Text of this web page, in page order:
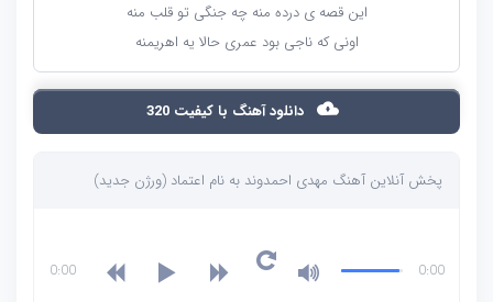
این قصه ی درده منه چه جنگی تو قلب منه
اونی که ناجی بود عمری حالا یه اهریمنه
دانلود آهنگ با کیفیت 320
پخش آنلاین آهنگ مهدی احمدوند به نام اعتماد (ورژن جدید)
0:00
0:00